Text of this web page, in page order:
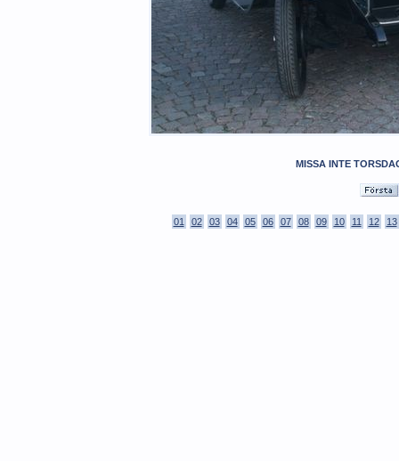
MISSA INTE
01 02 03 04 05 06 07 08 09 10 11 12 13